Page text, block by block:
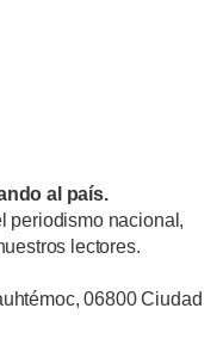
al país.
periodismo nacional,
lectores.
06800 Ciudad